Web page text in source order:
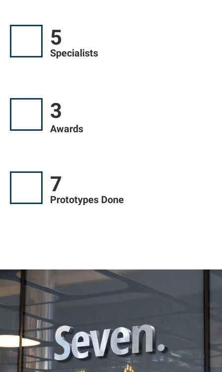
5
Specialists
3
Awards
7
Prototypes Done